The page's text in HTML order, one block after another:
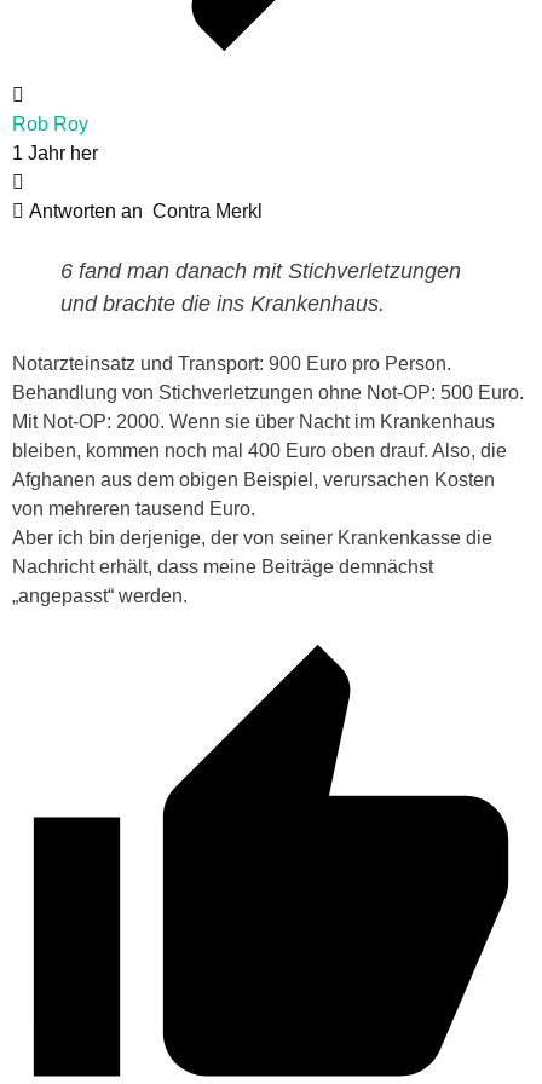
Rob Roy
1 Jahr her
Antworten an Contra Merkl
6 fand man danach mit Stichverletzungen
und brachte die ins Krankenhaus.
Notarzteinsatz und Transport: 900 Euro pro Person.
Behandlung von Stichverletzungen ohne Not-OP: 500 Euro.
Mit Not-OP: 2000. Wenn sie über Nacht im Krankenhaus
bleiben, kommen noch mal 400 Euro oben drauf. Also, die
Afghanen aus dem obigen Beispiel, verursachen Kosten
von mehreren tausend Euro.
Aber ich bin derjenige, der von seiner Krankenkasse die
Nachricht erhält, dass meine Beiträge demnächst
„angepasst“ werden.